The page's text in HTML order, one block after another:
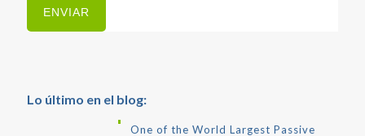
Lo último en el blog:
One of the World Largest Passive